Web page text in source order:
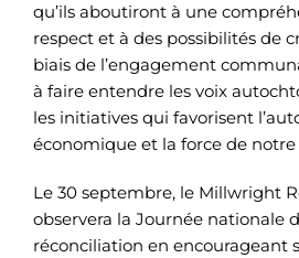
qu’ils aboutiront à une
respect et à des possibilités de
biais de l’engagement
à faire entendre les voix
les initiatives qui favorisent
économique et la force de notre
Le 30 septembre, le Millwright
observera la Journée nationale
réconciliation en encourageant